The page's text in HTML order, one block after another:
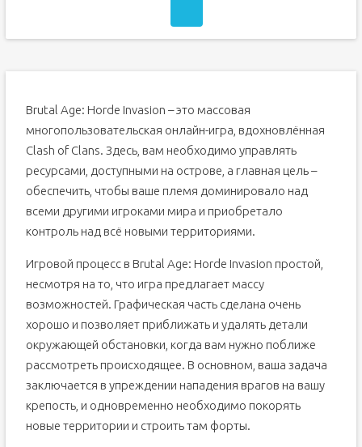
Brutal Age: Horde Invasion – это массовая
многопользовательская онлайн-игра, вдохновлённая
Clash of Clans. Здесь, вам необходимо управлять
ресурсами, доступными на острове, а главная цель –
обеспечить, чтобы ваше племя доминировало над
всеми другими игроками мира и приобретало
контроль над всё новыми территориями.
Игровой процесс в Brutal Age: Horde Invasion простой,
несмотря на то, что игра предлагает массу
возможностей. Графическая часть сделана очень
хорошо и позволяет приближать и удалять детали
окружающей обстановки, когда вам нужно поближе
рассмотреть происходящее. В основном, ваша задача
заключается в упреждении нападения врагов на вашу
крепость, и одновременно необходимо покорять
новые территории и строить там форты.